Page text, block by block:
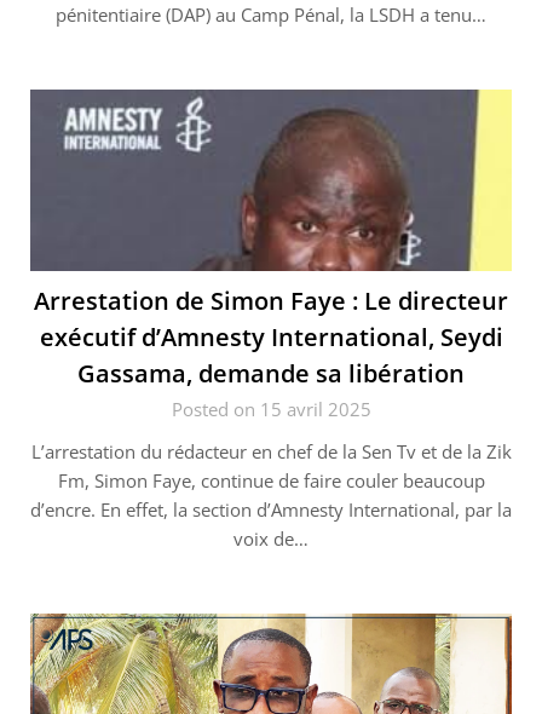
pénitentiaire (DAP) au Camp Pénal, la LSDH a tenu…
Arrestation de Simon Faye : Le directeur
exécutif d’Amnesty International, Seydi
Gassama, demande sa libération
Posted on 15 avril 2025
L’arrestation du rédacteur en chef de la Sen Tv et de la Zik
Fm, Simon Faye, continue de faire couler beaucoup
d’encre. En effet, la section d’Amnesty International, par la
voix de…